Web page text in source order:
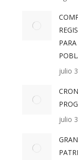
julio
julio